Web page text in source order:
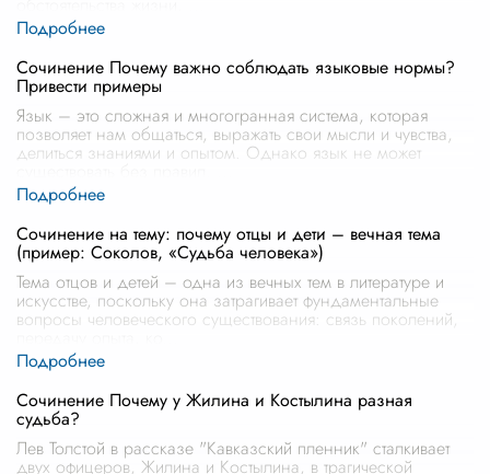
Сочинение Почему важно соблюдать языковые нормы?
Привести примеры
Язык – это сложная и многогранная система, которая
позволяет нам общаться, выражать свои мысли и чувства,
делиться знаниями и опытом. Однако язык не может
Сочинение на тему: почему отцы и дети – вечная тема
(пример: Соколов, «Судьба человека»)
Тема отцов и детей – одна из вечных тем в литературе и
искусстве, поскольку она затрагивает фундаментальные
вопросы человеческого существования: связь поколений,
Сочинение Почему у Жилина и Костылина разная
судьба?
Лев Толстой в рассказе "Кавказский пленник" сталкивает
двух офицеров, Жилина и Костылина, в трагической